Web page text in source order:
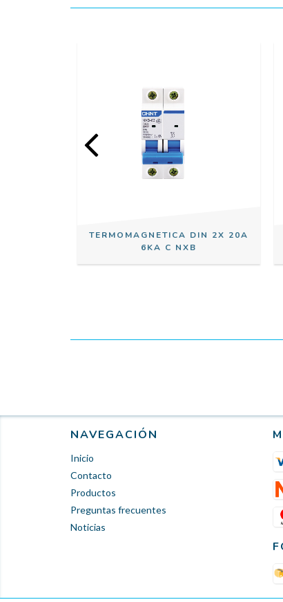
TERMOMAGNETICA DIN 2X 20A
6KA C NXB
NAVEGACIÓN
Inicio
Contacto
Productos
Preguntas frecuentes
Noticias